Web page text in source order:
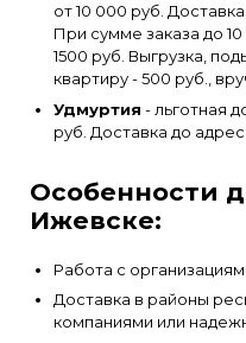
от 10 000 руб.
При сумме заказа до
1500 руб. Выгрузка,
квартиру - 500 руб.,
Удмуртия - льготная
руб. Доставка до
Особенности
Ижевске:
Работа с
Доставка в районы
компаниями или